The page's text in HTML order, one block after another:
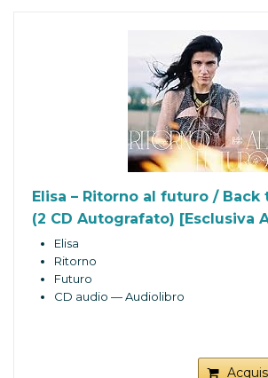
Elisa – Ritorno al futuro /
(2 CD Autografato) [Esclusiva
Elisa
Ritorno
Futuro
CD audio — Audiolibro